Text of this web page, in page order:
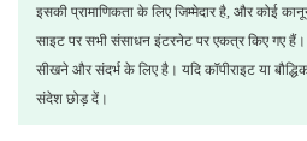
इसकी प्रामाणिकता के लिए जिम्मेदार है, और कोई
साइट पर सभी संसाधन इंटरनेट पर एकत्र किए गए
सीखने और संदर्भ के लिए है। यदि कॉपीराइट या
संदेश छोड़ दें।